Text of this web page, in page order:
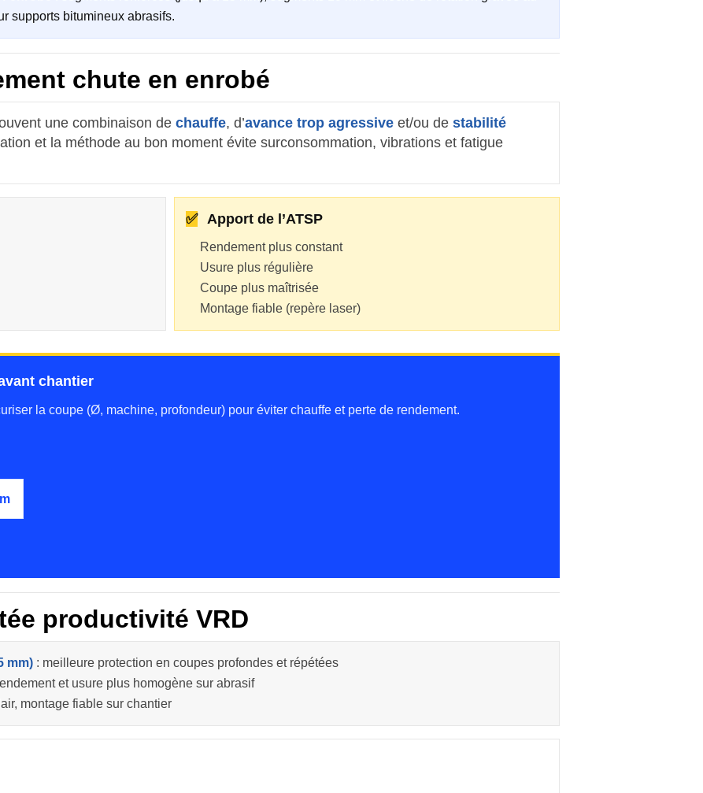
supports bitumineux abrasifs.
chute en enrobé
une combinaison de chauffe, d’avance trop agressive et/ou de stabilité
et la méthode au bon moment évite surconsommation, vibrations et fatigue
✅ Apport de l’ATSP
Rendement plus constant
Usure plus régulière
Coupe plus maîtrisée
Montage fiable (repère laser)
chantier
la coupe (Ø, machine, profondeur) pour éviter chauffe et perte de rendement.
productivité VRD
mm) : meilleure protection en coupes profondes et répétées
et usure plus homogène sur abrasif
montage fiable sur chantier